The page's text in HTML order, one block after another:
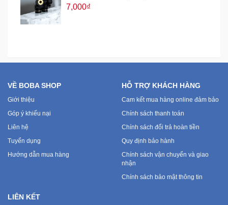
7,000₫
VỀ BOBA SHOP
Giới thiệu
Góp ý khiếu nại
Liên hệ
Tuyển dụng
Hướng dẫn mua hàng
HỖ TRỢ KHÁCH HÀNG
Cam kết mua hàng online đảm bảo
Chính sách thanh toán
Chính sách đổi trả hoàn tiền
Quy định bảo hành
Chính sách vận chuyển và giao
nhận
Chính sách bảo mật thông tin
LIÊN KẾT